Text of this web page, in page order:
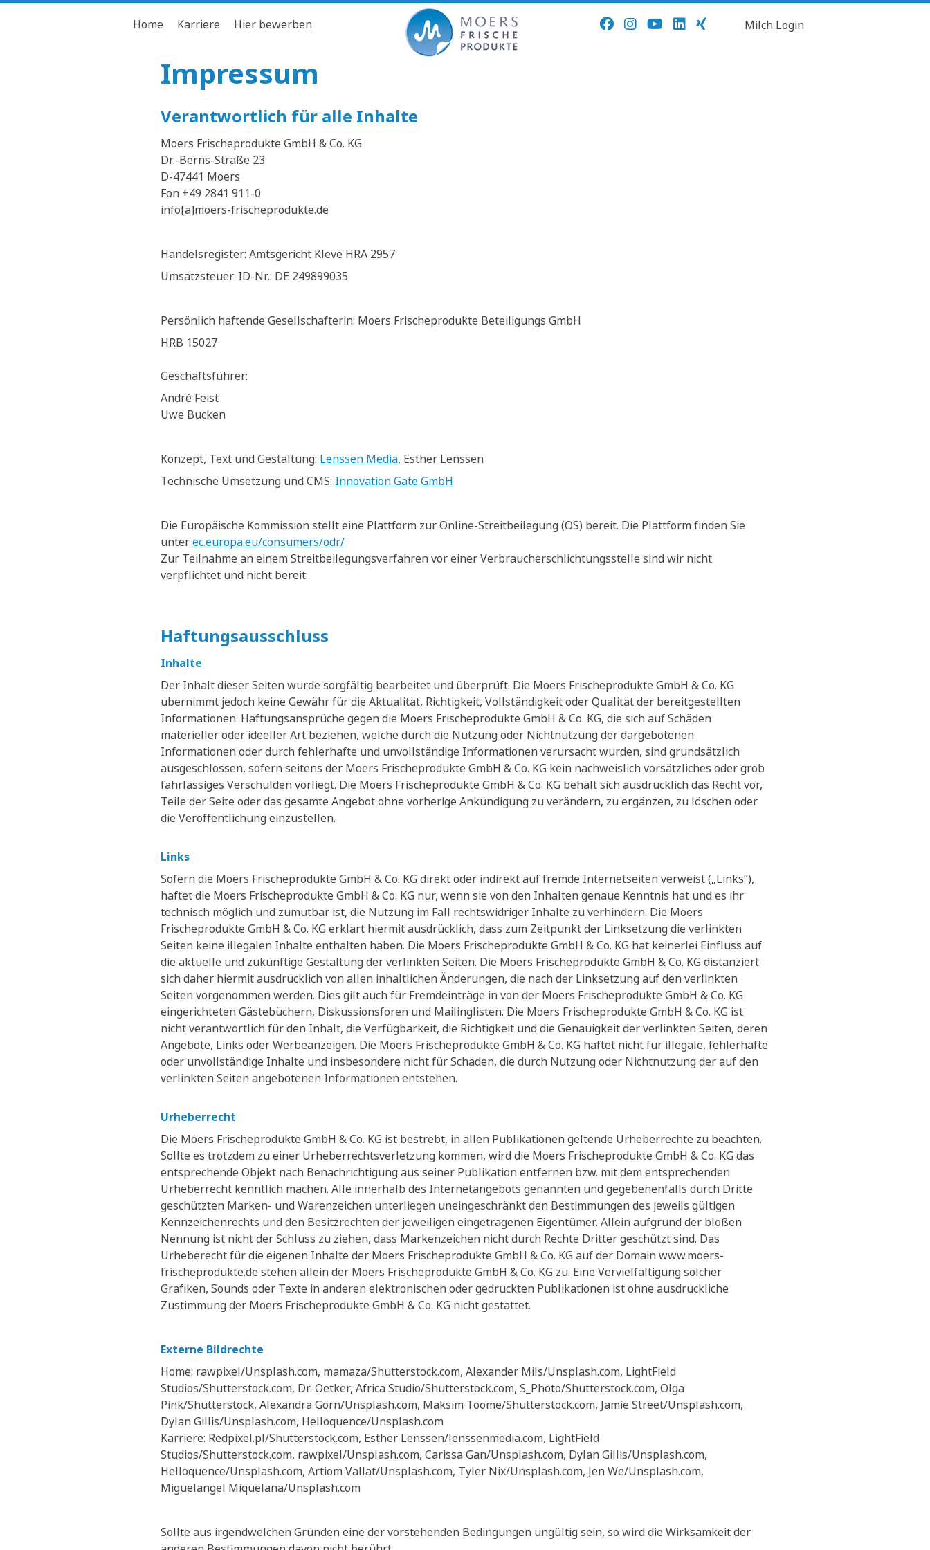
Home Karriere Hier bewerben Milch Login
Impressum
Verantwortlich für alle Inhalte
Moers Frischeprodukte GmbH & Co. KG
Dr.-Berns-Straße 23
D-47441 Moers
Fon +49 2841 911-0
info[a]moers-frischeprodukte.de
Handelsregister: Amtsgericht Kleve HRA 2957
Umsatzsteuer-ID-Nr.: DE 249899035
Persönlich haftende Gesellschafterin: Moers Frischeprodukte Beteiligungs GmbH
HRB 15027
Geschäftsführer:
André Feist
Uwe Bucken
Konzept, Text und Gestaltung: Lenssen Media, Esther Lenssen
Technische Umsetzung und CMS: Innovation Gate GmbH
Die Europäische Kommission stellt eine Plattform zur Online-Streitbeilegung (OS) bereit. Die Plattform finden Sie
unterec.europa.eu/consumers/odr/
Zur Teilnahme an einem Streitbeilegungsverfahren vor einer Verbraucherschlichtungsstelle sind wir nicht
verpflichtet und nicht bereit.
Haftungsausschluss
Inhalte
Der Inhalt dieser Seiten wurde sorgfältig bearbeitet und überprüft. Die Moers Frischeprodukte GmbH & Co. KG
übernimmt jedoch keine Gewähr für die Aktualität, Richtigkeit, Vollständigkeit oder Qualität der bereitgestellten
Informationen. Haftungsansprüche gegen die Moers Frischeprodukte GmbH & Co. KG, die sich auf Schäden
materieller oder ideeller Art beziehen, welche durch die Nutzung oder Nichtnutzung der dargebotenen
Informationen oder durch fehlerhafte und unvollständige Informationen verursacht wurden, sind grundsätzlich
ausgeschlossen, sofern seitens der Moers Frischeprodukte GmbH & Co. KG kein nachweislich vorsätzliches oder grob
fahrlässiges Verschulden vorliegt. Die Moers Frischeprodukte GmbH & Co. KG behält sich ausdrücklich das Recht vor,
Teile der Seite oder das gesamte Angebot ohne vorherige Ankündigung zu verändern, zu ergänzen, zu löschen oder
die Veröffentlichung einzustellen.
Links
Sofern die Moers Frischeprodukte GmbH & Co. KG direkt oder indirekt auf fremde Internetseiten verweist („Links“),
haftet die Moers Frischeprodukte GmbH & Co. KG nur, wenn sie von den Inhalten genaue Kenntnis hat und es ihr
technisch möglich und zumutbar ist, die Nutzung im Fall rechtswidriger Inhalte zu verhindern. Die Moers
Frischeprodukte GmbH & Co. KG erklärt hiermit ausdrücklich, dass zum Zeitpunkt der Linksetzung die verlinkten
Seiten keine illegalen Inhalte enthalten haben. Die Moers Frischeprodukte GmbH & Co. KG hat keinerlei Einfluss auf
die aktuelle und zukünftige Gestaltung der verlinkten Seiten. Die Moers Frischeprodukte GmbH & Co. KG distanziert
sich daher hiermit ausdrücklich von allen inhaltlichen Änderungen, die nach der Linksetzung auf den verlinkten
Seiten vorgenommen werden. Dies gilt auch für Fremdeinträge in von der Moers Frischeprodukte GmbH & Co. KG
eingerichteten Gästebüchern, Diskussionsforen und Mailinglisten. Die Moers Frischeprodukte GmbH & Co. KG ist
nicht verantwortlich für den Inhalt, die Verfügbarkeit, die Richtigkeit und die Genauigkeit der verlinkten Seiten, deren
Angebote, Links oder Werbeanzeigen. Die Moers Frischeprodukte GmbH & Co. KG haftet nicht für illegale, fehlerhafte
oder unvollständige Inhalte und insbesondere nicht für Schäden, die durch Nutzung oder Nichtnutzung der auf den
verlinkten Seiten angebotenen Informationen entstehen.
Urheberrecht
Die Moers Frischeprodukte GmbH & Co. KG ist bestrebt, in allen Publikationen geltende Urheberrechte zu beachten.
Sollte es trotzdem zu einer Urheberrechtsverletzung kommen, wird die Moers Frischeprodukte GmbH & Co. KG das
entsprechende Objekt nach Benachrichtigung aus seiner Publikation entfernen bzw. mit dem entsprechenden
Urheberrecht kenntlich machen. Alle innerhalb des Internetangebots genannten und gegebenenfalls durch Dritte
geschützten Marken- und Warenzeichen unterliegen uneingeschränkt den Bestimmungen des jeweils gültigen
Kennzeichenrechts und den Besitzrechten der jeweiligen eingetragenen Eigentümer. Allein aufgrund der bloßen
Nennung ist nicht der Schluss zu ziehen, dass Markenzeichen nicht durch Rechte Dritter geschützt sind. Das
Urheberecht für die eigenen Inhalte der Moers Frischeprodukte GmbH & Co. KG auf der Domain www.moers-
frischeprodukte.de stehen allein der Moers Frischeprodukte GmbH & Co. KG zu. Eine Vervielfältigung solcher
Grafiken, Sounds oder Texte in anderen elektronischen oder gedruckten Publikationen ist ohne ausdrückliche
Zustimmung der Moers Frischeprodukte GmbH & Co. KG nicht gestattet.
Externe Bildrechte
Home: rawpixel/Unsplash.com, mamaza/Shutterstock.com, Alexander Mils/Unsplash.com, LightField
Studios/Shutterstock.com, Dr. Oetker, Africa Studio/Shutterstock.com, S_Photo/Shutterstock.com, Olga
Pink/Shutterstock, Alexandra Gorn/Unsplash.com, Maksim Toome/Shutterstock.com, Jamie Street/Unsplash.com,
Dylan Gillis/Unsplash.com, Helloquence/Unsplash.com
Karriere: Redpixel.pl/Shutterstock.com, Esther Lenssen/lenssenmedia.com, LightField
Studios/Shutterstock.com, rawpixel/Unsplash.com, Carissa Gan/Unsplash.com, Dylan Gillis/Unsplash.com,
Helloquence/Unsplash.com, Artiom Vallat/Unsplash.com, Tyler Nix/Unsplash.com, Jen We/Unsplash.com,
Miguelangel Miquelana/Unsplash.com
Sollte aus irgendwelchen Gründen eine der vorstehenden Bedingungen ungültig sein, so wird die Wirksamkeit der